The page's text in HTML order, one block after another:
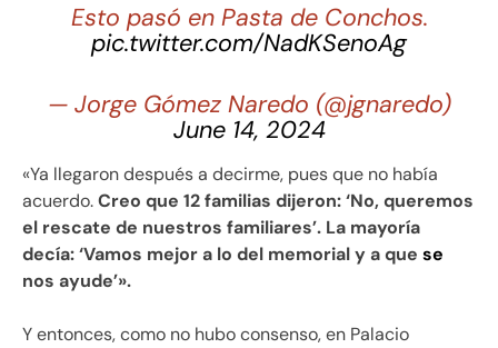
Esto pasó en Pasta de Conchos.
pic.twitter.com/NadKSenoAg
— Jorge Gómez Naredo (@jgnaredo)
June 14, 2024
«Ya llegaron después a decirme, pues que no había
acuerdo.Creo que 12 familias dijeron: ‘No, queremos
el rescate de nuestros familiares’. La mayoría
decía: ‘Vamos mejor a lo del memorial y a que se
nos ayude’».
Y entonces, como no hubo consenso, en Palacio